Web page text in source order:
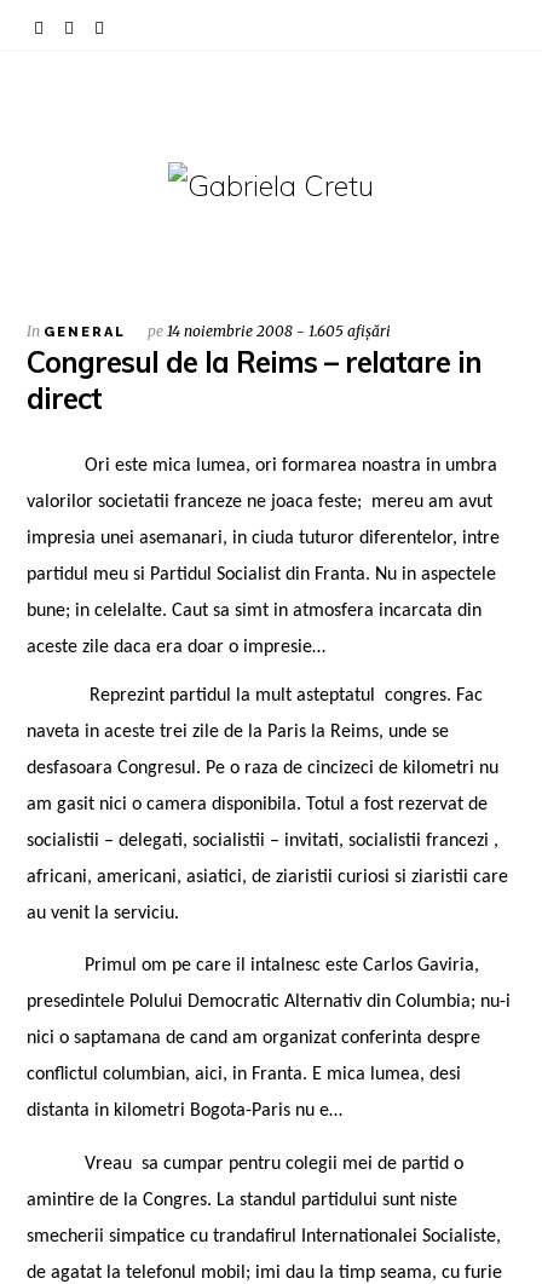
In GENERAL pe 14 noiembrie 2008 - 1.605 afișări
Congresul de la Reims – relatare in
direct
Ori este mica lumea, ori formarea noastra in umbra
valorilor societatii franceze ne joaca feste;
mereu am avut
impresia unei asemanari, in ciuda tuturor diferentelor, intre
partidul meu si Partidul Socialistdin Franta. Nu in aspectele
bune; in celelalte. Caut sa simt in atmosfera incarcata din
aceste zile daca era doar o impresie…
Reprezint partidul la mult asteptatul congres. Fac
naveta in aceste trei zile de la Paris la Reims, unde se
desfasoara Congresul. Pe o raza de cincizeci de kilometri nu
am gasit nici o camera disponibila. Totul a fost rezervat de
socialistii – delegati, socialistii – invitati, socialistii francezi ,
africani, americani, asiatici, de ziaristii curiosi si ziaristii care
au venit la serviciu.
Primul om pe care il intalnesc este Carlos Gaviria,
presedintele Polului Democratic Alternativ din Columbia; nu-i
nici o saptamana de cand am organizat conferinta despre
conflictul columbian, aici, in Franta. E mica lumea, desi
distanta in kilometri Bogota-Paris nu e…
Vreau sa cumpar pentru colegii mei de partid o
amintire de la Congres. La standul partidului sunt niste
smecherii simpatice cu trandafirul Internationalei Socialiste,
de agatat la telefonul mobil; imi dau la timp seama, cu furie